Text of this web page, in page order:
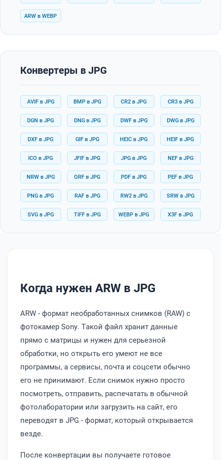
ARW в WEBP
Конвертеры в JPG
AVIF в JPG BMP в JPG CR2 в JPG CR3 в JPG
DGN в JPG DNG в JPG DWF в JPG DWG в JPG
DXF в JPG GIF в JPG HEIC в JPG HEIF в JPG
ICO в JPG JFIF в JPG JPG в JPG NEF в JPG
NRW в JPG ORF в JPG PDF в JPG PEF в JPG
PNG в JPG RAF в JPG RW2 в JPG SRW в JPG
SVG в JPG TIFF в JPG WEBP в JPG X3F в JPG
Когда нужен ARW в JPG
ARW - формат необработанных снимков (RAW) с
фотокамер Sony. Такой файл хранит данные
прямо с матрицы и нужен для серьезной
обработки, но открыть его умеют не все
программы, а сервисы, почта и соцсети обычно
его не принимают. Если снимок нужно просто
посмотреть, отправить, распечатать в обычной
фотолаборатории или загрузить на сайт, его
переводят в JPG - формат, который открывается
везде.
После конвертации вы получаете готовое